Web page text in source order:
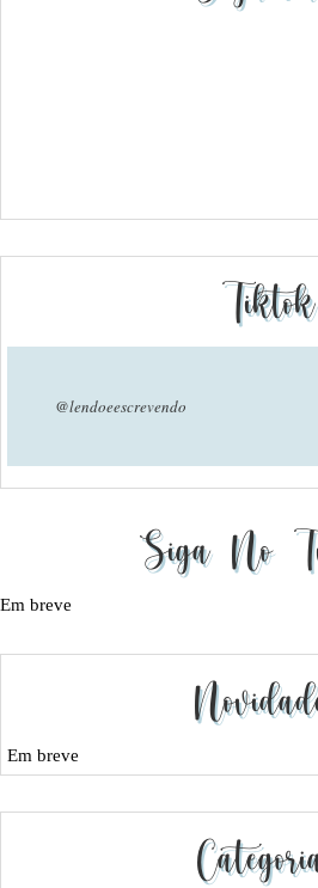
Tiktok
@lendoeescrevendo
Siga No
Em breve
Em breve